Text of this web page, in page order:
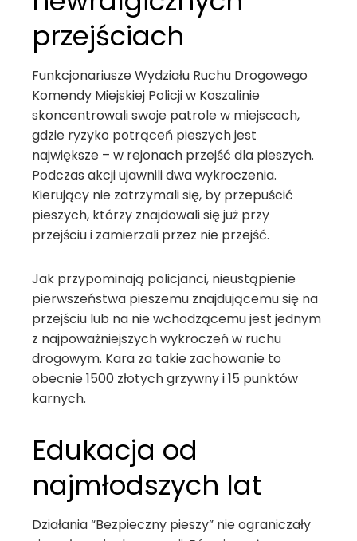
przejściach
Funkcjonariusze Wydziału Ruchu Drogowego
Komendy Miejskiej Policji w Koszalinie
skoncentrowali swoje patrole w miejscach,
gdzie ryzyko potrąceń pieszych jest
największe – w rejonach przejść dla pieszych.
Podczas akcji ujawnili dwa wykroczenia.
Kierujący nie zatrzymali się, by przepuścić
pieszych, którzy znajdowali się już przy
przejściu i zamierzali przez nie przejść.
Jak przypominają policjanci, nieustąpienie
pierwszeństwa pieszemu znajdującemu się na
przejściu lub na nie wchodzącemu jest jednym
z najpoważniejszych wykroczeń w ruchu
drogowym. Kara za takie zachowanie to
obecnie 1500 złotych grzywny i 15 punktów
karnych.
Edukacja od
najmłodszych lat
Działania “Bezpieczny pieszy” nie ograniczały